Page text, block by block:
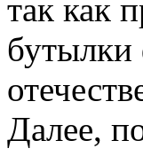
так как
бутылки
Далее,